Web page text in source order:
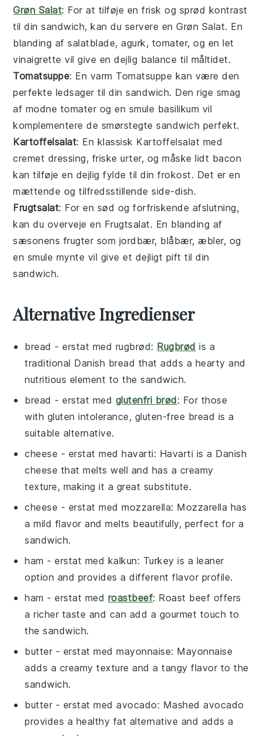
Grøn Salat: For at tilføje en frisk og sprød kontrast
til dinsandwich, kan du servere enGrøn Salat. En
blanding afsalatblade,agurk, tomater, og en let
vinaigrette vil give en dejlig balance til måltidet.
Tomatsuppe: En varm Tomatsuppe kan være den
perfekte ledsager til dinsandwich. Den rige smag
af modne tomater og en smule basilikum vil
komplementere de smørstegte sandwich perfekt.
Kartoffelsalat: En klassisk Kartoffelsalat med
cremet dressing, friske urter, og måske lidt bacon
kan tilføje en dejlig fylde til dinfrokost. Det er en
mættende og tilfredsstillende side-dish.
Frugtsalat: For en sød og forfriskende afslutning,
kan du overveje en Frugtsalat. En blanding af
sæsonens frugter som jordbær, blåbær,æbler, og
en smule mynte vil give et dejligt pift til din
sandwich.
Alternative Ingredienser
bread - erstat med rugbrød: Rugbrød is a
traditional Danish bread that adds a hearty and
nutritious element to the sandwich.
bread - erstat med glutenfri brød: For those
with gluten intolerance, gluten-free bread is a
suitable alternative.
cheese - erstat medhavarti: Havarti is a Danish
cheese that melts well and has a creamy
texture, making it a great substitute.
cheese - erstat medmozzarella: Mozzarella has
a mild flavor and melts beautifully, perfect for a
sandwich.
ham - erstat med kalkun: Turkey is a leaner
option and provides a different flavor profile.
ham - erstat med roastbeef: Roast beef offers
a richer taste and can add a gourmet touch to
the sandwich.
butter - erstat medmayonnaise: Mayonnaise
adds a creamy texture and a tangy flavor to the
sandwich.
butter - erstat medavocado: Mashed avocado
provides a healthy fat alternative and adds a